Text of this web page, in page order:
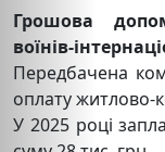
Грошова
воїнів-
Передбачена
оплату житлово-
У 2025 році